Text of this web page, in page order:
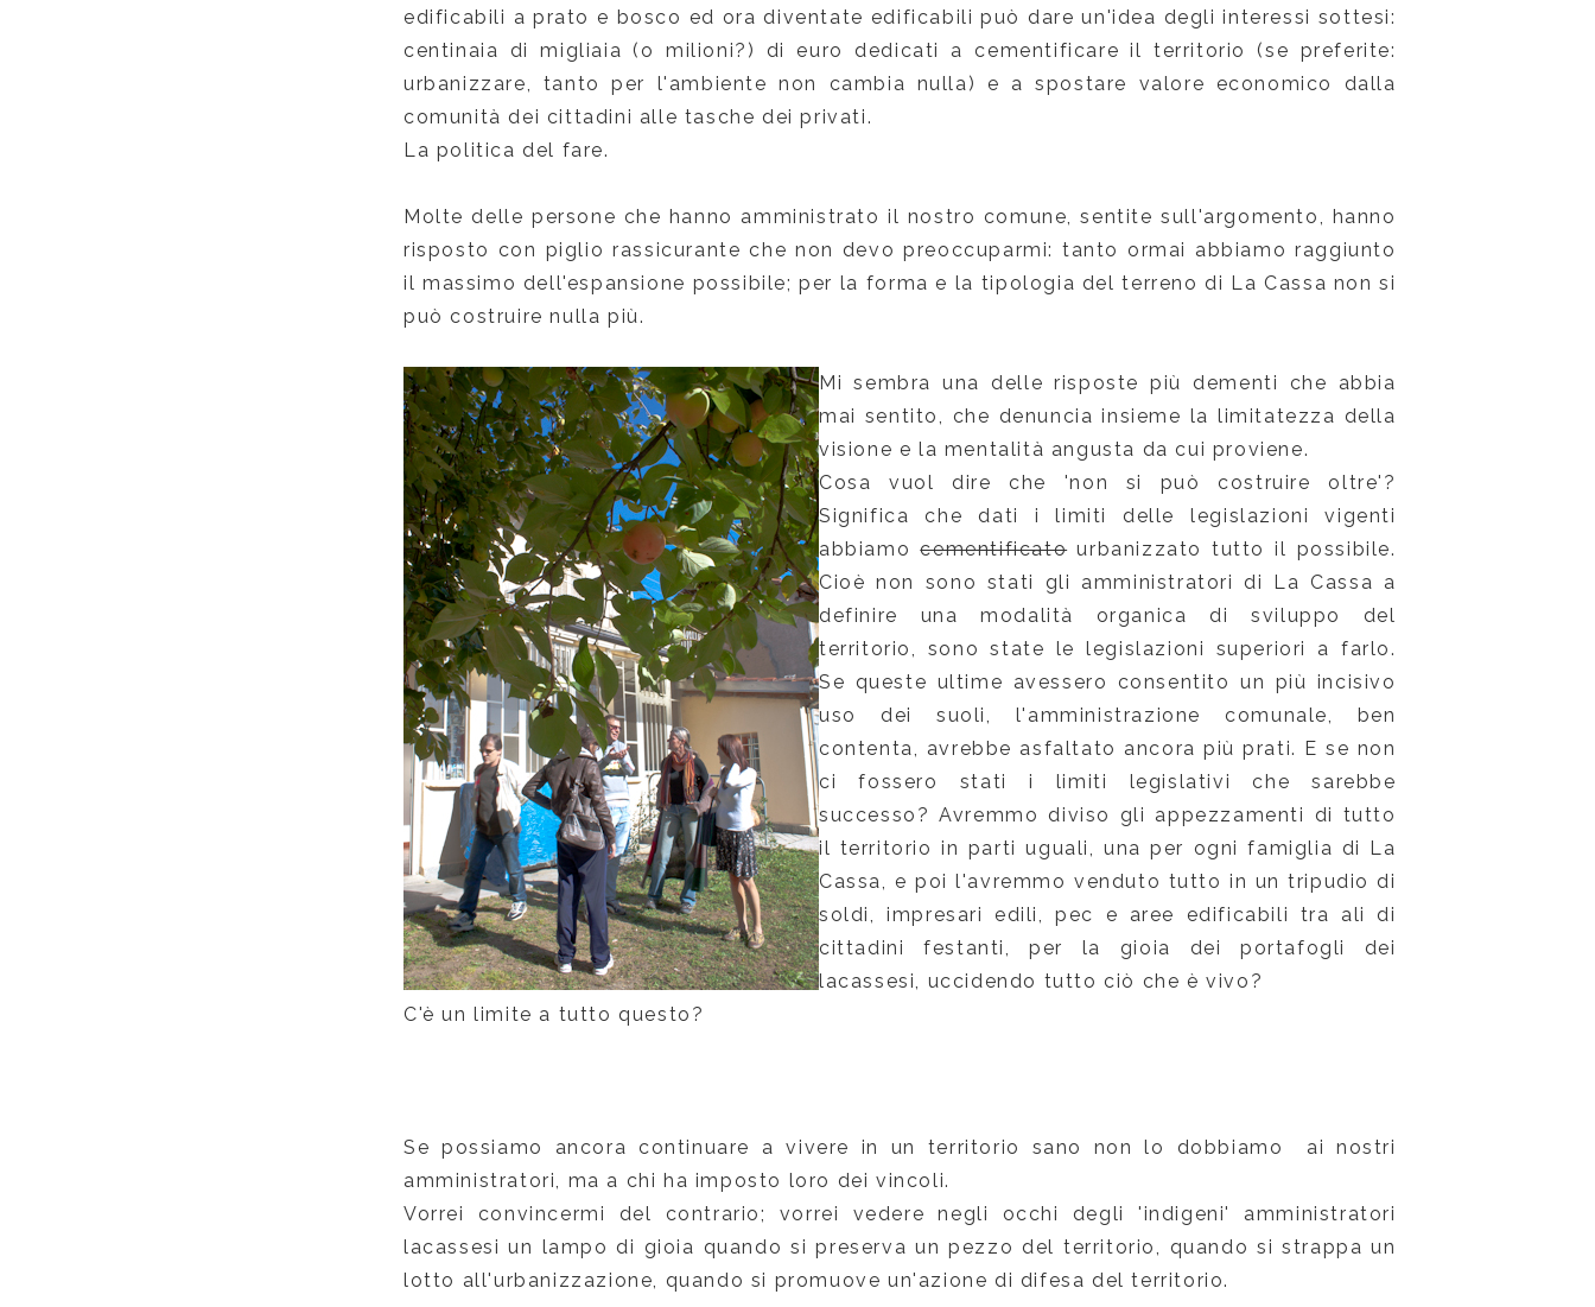
edificabili a prato e bosco ed ora diventate edificabili può dare un'idea degli interessi sottesi:
centinaia di migliaia (o milioni?) di euro dedicati a cementificare il territorio (se preferite:
urbanizzare, tanto per l'ambiente non cambia nulla) e a spostare valore economico dalla
comunità dei cittadini alle tasche dei privati.
La politica del fare.
Molte delle persone che hanno amministrato il nostro comune, sentite sull'argomento, hanno
risposto con piglio rassicurante che non devo preoccuparmi: tanto ormai abbiamo raggiunto
il massimo dell'espansione possibile; per la forma e la tipologia del terreno di La Cassa non si
può costruire nulla più.
Mi sembra una delle risposte più dementi che abbia
mai sentito, che denuncia insieme la limitatezza della
visione e la mentalità angusta da cui proviene.
Cosa vuol dire che 'non si può costruire oltre'?
Significa che dati i limiti delle legislazioni vigenti
abbiamocementificatourbanizzato tutto il possibile.
Cioè non sono stati gli amministratori di La Cassa a
definire una modalità organica di sviluppo del
territorio, sono state le legislazioni superiori a farlo.
Se queste ultime avessero consentito un più incisivo
uso dei suoli, l'amministrazione comunale, ben
contenta, avrebbe asfaltato ancora più prati. E se non
ci fossero stati i limiti legislativi che sarebbe
successo? Avremmo diviso gli appezzamenti di tutto
il territorio in parti uguali, una per ogni famiglia di La
Cassa, e poi l'avremmo venduto tutto in un tripudio di
soldi, impresari edili, pec e aree edificabili tra ali di
cittadini festanti, per la gioia dei portafogli dei
lacassesi, uccidendo tutto ciò che è vivo?
C'è un limite a tutto questo?
Se possiamo ancora continuare a vivere in un territorio sano non lo dobbiamo ai nostri
amministratori, ma a chi ha imposto loro dei vincoli.
Vorrei convincermi del contrario; vorrei vedere negli occhi degli 'indigeni' amministratori
lacassesi un lampo di gioia quando si preserva un pezzo del territorio, quando si strappa un
lotto all'urbanizzazione, quando si promuove un'azione di difesa del territorio.